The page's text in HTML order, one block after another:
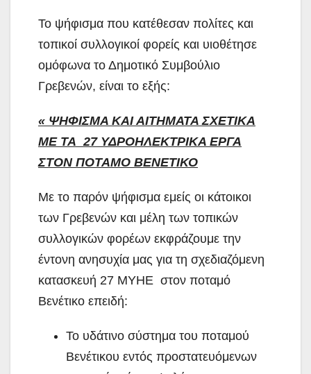
Το ψήφισμα που κατέθεσαν πολίτες και
τοπικοί συλλογικοί φορείς και υιοθέτησε
ομόφωνα το Δημοτικό Συμβούλιο
Γρεβενών, είναι το εξής:
« ΨΗΦΙΣΜΑ ΚΑΙ ΑΙΤΗΜΑΤΑ ΣΧΕΤΙΚΑ
ΜΕ ΤΑ 27 ΥΔΡΟΗΛΕΚΤΡΙΚΑ ΕΡΓΑ
ΣΤΟΝ ΠΟΤΑΜΟ ΒΕΝΕΤΙΚΟ
Με το παρόν ψήφισμα εμείς οι κάτοικοι
των Γρεβενών και μέλη των τοπικών
συλλογικών φορέων εκφράζουμε την
έντονη ανησυχία μας για τη σχεδιαζόμενη
κατασκευή 27 ΜΥΗΕ στον ποταμό
Βενέτικο επειδή:
Το υδάτινο σύστημα του ποταμού
Βενέτικου εντός προστατευόμενων